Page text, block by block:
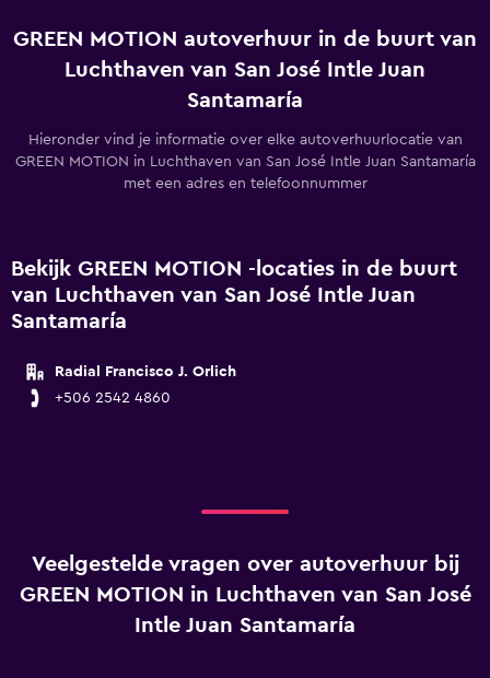
GREEN MOTION autoverhuur in de buurt van
Luchthaven van San José Intle Juan
Santamaría
Hieronder vind je informatie over elke autoverhuurlocatie van
GREEN MOTION in Luchthaven van San José Intle Juan Santamaría
met een adres en telefoonnummer
Bekijk GREEN MOTION -locaties in de buurt
van Luchthaven van San José Intle Juan
Santamaría
Radial Francisco J. Orlich
+506 2542 4860
Veelgestelde vragen over autoverhuur bij
GREEN MOTION in Luchthaven van San José
Intle Juan Santamaría